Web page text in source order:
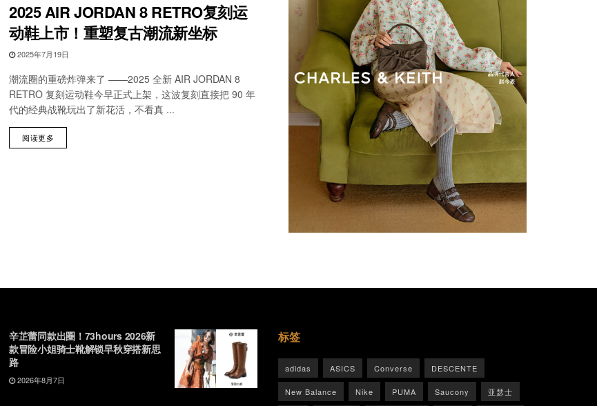
2025 AIR JORDAN 8 RETRO复刻运
动鞋上市！重塑复古潮流新坐标
2025年7月19日
潮流圈的重磅炸弹来了 ——2025 全新 AIR JORDAN 8
RETRO 复刻运动鞋今早正式上架，这波复刻直接把 90 年
代的经典战靴玩出了新花活，不看真 ...
阅读更多
辛芷蕾同款出圈！73hours 2026新
款冒险小姐骑士靴解锁早秋穿搭新思
路
2026年8月7日
标签
adidas ASICS Converse DESCENTE
New Balance Nike PUMA Saucony 亚瑟士